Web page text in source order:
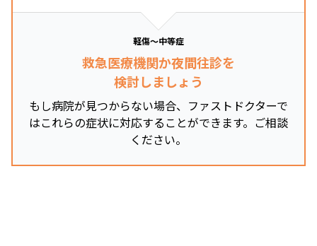
軽傷～中等症
救急医療機関か夜間往診を
検討しましょう
もし病院が見つからない場合、ファストドクターで
はこれらの症状に対応することができます。ご相談
ください。